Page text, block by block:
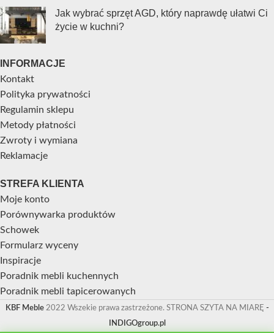
Jak wybrać sprzęt AGD, który naprawdę ułatwi Ci
życie w kuchni?
INFORMACJE
Kontakt
Polityka prywatności
Regulamin sklepu
Metody płatności
Zwroty i wymiana
Reklamacje
STREFA KLIENTA
Moje konto
Porównywarka produktów
Schowek
Formularz wyceny
Inspiracje
Poradnik mebli kuchennych
Poradnik mebli tapicerowanych
KBF Meble 2022 Wszekie prawa zastrzeżone. STRONA SZYTA NA MIARĘ -
INDIGOgroup.pl